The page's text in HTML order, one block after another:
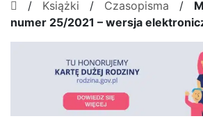
/ Książki / Czasopisma /
numer 25/2021 – wersja